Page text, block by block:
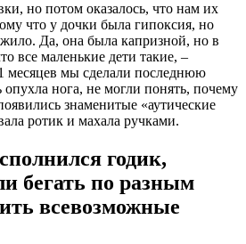
но потом оказалось, что нам их
что у дочки была гипоксия, но
Да, она была капризной, но в
все маленькие дети такие, –
месяцев мы сделали последнюю
нога, не могли понять, почему
знаменитые «аутические
ротик и махала ручками.
годик,
бегать по разным
всевозможные